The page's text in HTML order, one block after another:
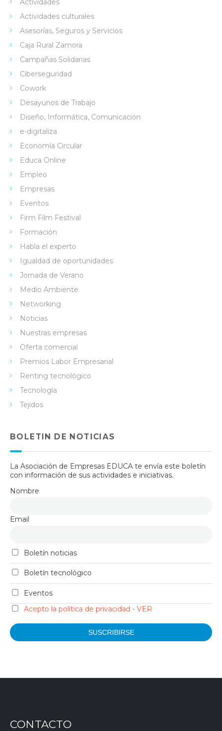
Actividades culturales
Asesorías, Seguros y Servicios
Caja Rural Zamora
Campañas Solidarias
Ciberseguridad
Cowork
Desayunos de Trabajo
Diseño, Informática, Comunicación
e-digitaliza
Economía Circular
Educa Online
Empleo
Empresas
Eventos
Firm Film Festival
Formación
Habla el experto
Igualdad de oportunidades
Jornada de Verano
Medio Ambiente
Networking
Noticias
Nuestras empresas
Oferta comercial
Premios Labor Empresarial
Renting tecnológico
Tecnología
Tejidos
BOLETIN DE NOTICIAS
La Asociación de Empresas EDUCA te envía este boletín
con información de sus actividades e iniciativas.
Nombre
Email
Boletín noticias
Boletín tecnológico
Eventos
Acepto la política de privacidad - VER
CONTACTO